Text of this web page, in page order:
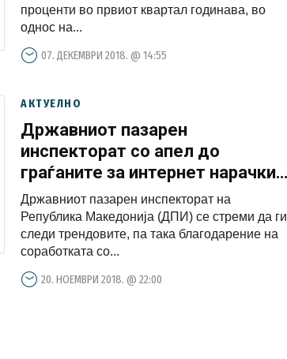
проценти во првиот квартал годинава, во
однос на...
07. ДЕКЕМВРИ 2018. @ 14:55
АКТУЕЛНО
Државниот пазарен
инспекторат со апел до
граѓаните за интернет нарачки
преку Facebook
Државниот пазарен инспекторат на
Република Македонија (ДПИ) се стреми да ги
следи трендовите, па така благодарение на
соработката со...
20. НОЕМВРИ 2018. @ 22:00